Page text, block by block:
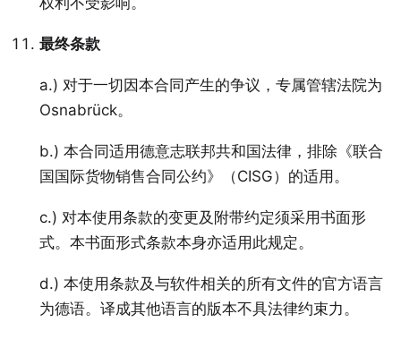
最终条款
a.) 对于一切因本合同产生的争议，专属管辖法院为
Osnabrück。
b.) 本合同适用德意志联邦共和国法律，排除《联合
国国际货物销售合同公约》（CISG）的适用。
c.) 对本使用条款的变更及附带约定须采用书面形
式。本书面形式条款本身亦适用此规定。
d.) 本使用条款及与软件相关的所有文件的官方语言
为德语。译成其他语言的版本不具法律约束力。